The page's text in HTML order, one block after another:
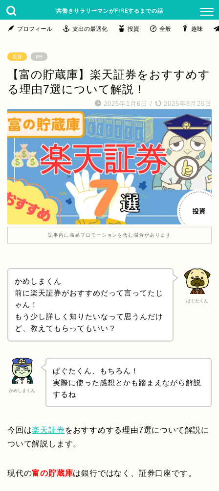
共働きサラリーマンがFIREするまでの話
プロフィール 支出の最適化 投資 全般 趣味
投資 PR
【富の貯蔵庫】楽天証券をおすすめす
る理由7選について解説！
2025年1月6日 / 2025年8月25日
記事内に商品プロモーションを含む場合があります
ぱぐたくん
かめしまくん
前に楽天証券がおすすめだって言ってたじ
ゃん！
もう少し詳しく知りたいなって思うんだけ
ど、教えてもらってもいい？
かめしまくん
ぱぐたくん、もちろん！
実際に使った感想とかも踏まえながら解説
するね
今回は楽天証券 をおすすめする理由7選について解説に
ついて解説します。
現代の富の貯蔵庫は銀行ではなく、証券口座です。